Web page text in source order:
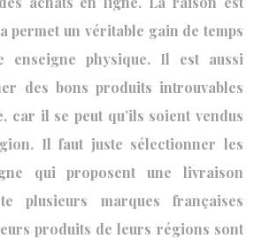
permet un véritable gain de temps
physique. Il est aussi
des bons produits introuvables
car il se peut qu’ils soient vendus
Il faut juste sélectionner les
qui proposent une livraison
plusieurs marques françaises
produits de leurs régions sont